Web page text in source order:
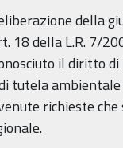
della
18 della L.R. 7/
il diritto di
tutela
richieste